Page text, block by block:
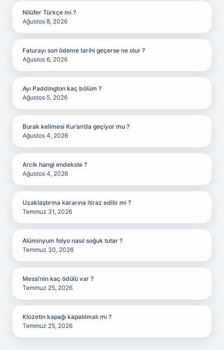
Nilüfer Türkçe mi ?
Ağustos 8, 2026
Faturayı son ödeme tarihi geçerse ne olur ?
Ağustos 6, 2026
Ayı Paddington kaç bölüm ?
Ağustos 5, 2026
Burak kelimesi Kur’an’da geçiyor mu ?
Ağustos 4, 2026
Arclk hangi endekste ?
Ağustos 4, 2026
Uzaklaştırma kararına itiraz edilir mi ?
Temmuz 31, 2026
Alüminyum folyo nasıl soğuk tutar ?
Temmuz 30, 2026
Messi’nin kaç ödülü var ?
Temmuz 25, 2026
Klozetin kapağı kapatılmalı mı ?
Temmuz 25, 2026